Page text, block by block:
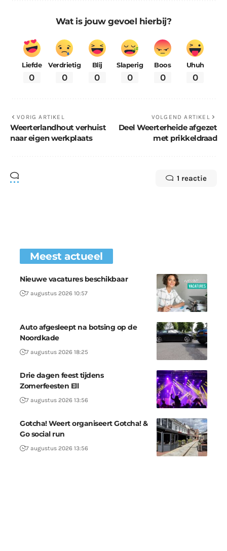
Wat is jouw gevoel hierbij?
Liefde
0
Verdrietig
0
Blij
0
Slaperig
0
Boos
0
Uhuh
0
VORIG ARTIKEL
Weerterlandhout verhuist
naar eigen werkplaats
VOLGEND ARTIKEL
Deel Weerterheide afgezet
met prikkeldraad
1 reactie
Meest actueel
Nieuwe vacatures beschikbaar
7 augustus 2026 10:57
Auto afgesleept na botsing op de
Noordkade
7 augustus 2026 18:25
Drie dagen feest tijdens
Zomerfeesten Ell
7 augustus 2026 13:56
Gotcha! Weert organiseert Gotcha! &
Go social run
7 augustus 2026 13:56